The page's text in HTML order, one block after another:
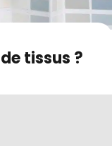
tissus ?